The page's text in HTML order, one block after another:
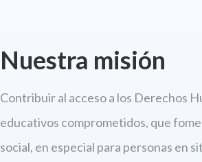
Nuestra misión
Contribuir al acceso a los Derechos
educativos comprometidos, que
social, en especial para personas en